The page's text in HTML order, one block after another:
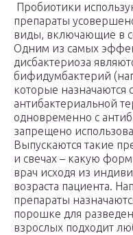
Пробиотики
препараты
виды, включающие в
Одним из самых
дисбактериоза
бифидумбактерий
которые назначаются
антибактериальной
одновременно с
запрещено
Выпускаются такие
и свечах – какую
врач исходя из
возраста пациента.
препараты
порошке для
взрослых подходит